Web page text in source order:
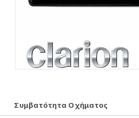
Συμβατότητα Οχήματος